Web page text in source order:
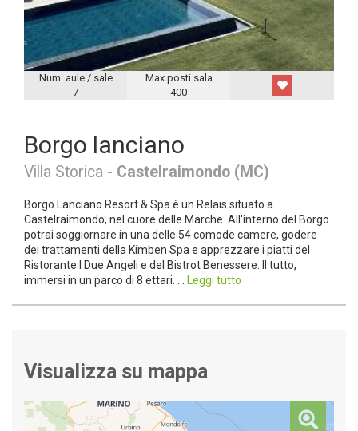
Num. aule / sale
7
Max posti sala
400
Borgo lanciano
Villa Storica - Castelraimondo (MC)
Borgo Lanciano Resort & Spa è un Relais situato a
Castelraimondo, nel cuore delle Marche. All'interno del Borgo
potrai soggiornare in una delle 54 comode camere, godere
dei trattamenti della Kimben Spa e apprezzare i piatti del
Ristorante I Due Angeli e del Bistrot Benessere. Il tutto,
immersi in un parco di 8 ettari. ...
Leggi tutto
Visualizza su mappa